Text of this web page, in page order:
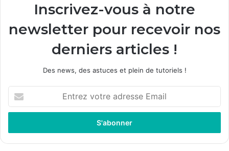
Inscrivez-vous à notre
newsletter pour recevoir nos
derniers articles !
Des news, des astuces et plein de tutoriels !
votre
adresse